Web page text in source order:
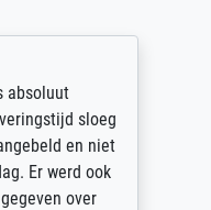
sloeg
en niet
Er werd ook
over